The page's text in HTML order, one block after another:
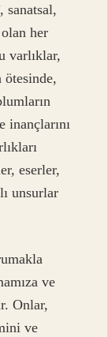
her
varlıklar,
ötesinde,
eserler,
unsurlar
ve
Onlar,
ve